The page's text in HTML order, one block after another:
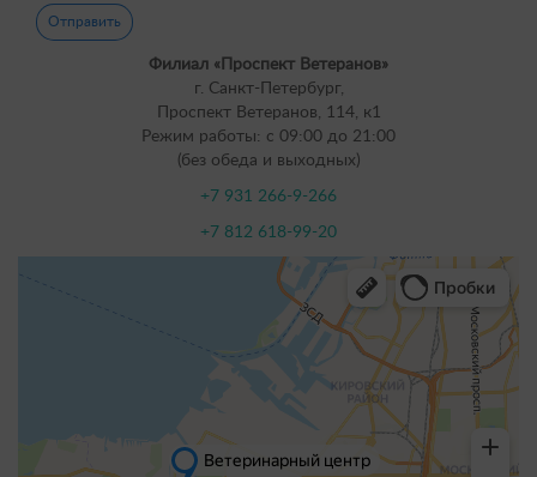
Филиал «Проспект Ветеранов»
г. Санкт-Петербург,
Проспект Ветеранов, 114, к1
Режим работы: с 09:00 до 21:00
(без обеда и выходных)
+7 931 266-9-266
+7 812 618-99-20